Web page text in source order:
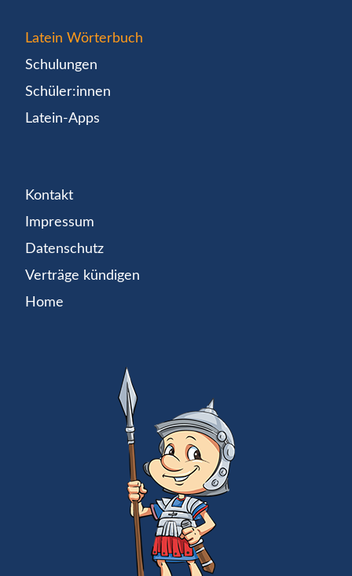
Latein Wörterbuch
Schulungen
Schüler:innen
Latein-Apps
Kontakt
Impressum
Datenschutz
Verträge kündigen
Home